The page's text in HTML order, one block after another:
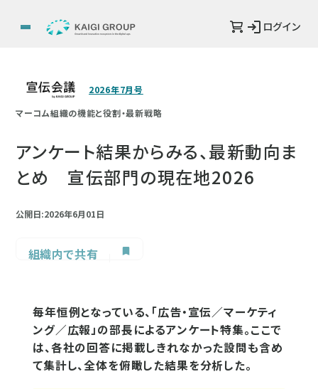
ログイン
2026年7月号
マーコム組織の機能と役割・最新戦略
アンケート結果からみる、最新動向ま
とめ 宣伝部門の現在地2026
公開日:2026年6月01日
組織内で共有
毎年恒例となっている、「広告・宣伝／マーケティ
ング／広報」の部長によるアンケート特集。ここで
は、各社の回答に掲載しきれなかった設問も含め
て集計し、全体を俯瞰した結果を分析した。